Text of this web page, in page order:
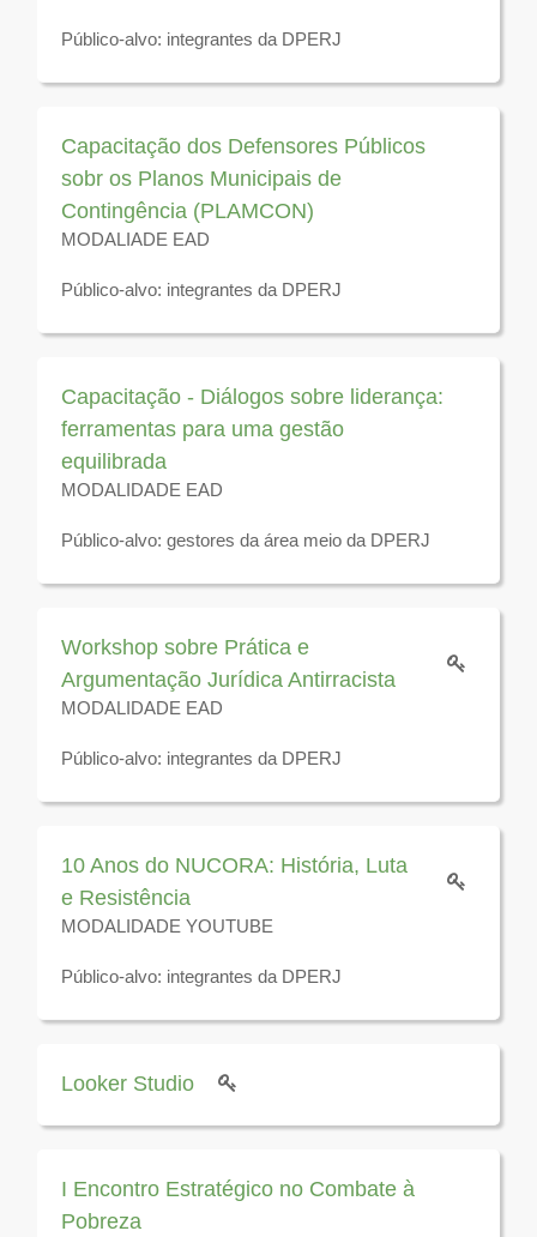
Público-alvo: integrantes da DPERJ
Disponível para visualização até 31 de dezembro de
Capacitação dos Defensores Públicos
sobr os Planos Municipais de
Contingência (PLAMCON)
MODALIADE EAD
Público-alvo: integrantes da DPERJ
Disponível pra visualização até 31 de dezembro de
Capacitação - Diálogos sobre liderança:
ferramentas para uma gestão
equilibrada
MODALIDADE EAD
Público-alvo: gestores da área meio da DPERJ
Disponível para visualização até 31 de dezembro de
Workshop sobre Prática e
Argumentação Jurídica Antirracista
MODALIDADE EAD
Público-alvo: integrantes da DPERJ
Disponível para visualização até 31 de dezembro de
10 Anos do NUCORA: História, Luta
e Resistência
MODALIDADE YOUTUBE
Público-alvo: integrantes da DPERJ
Disponível para visualização até 31 de dezembro de
Looker Studio
I Encontro Estratégico no Combate à
Pobreza